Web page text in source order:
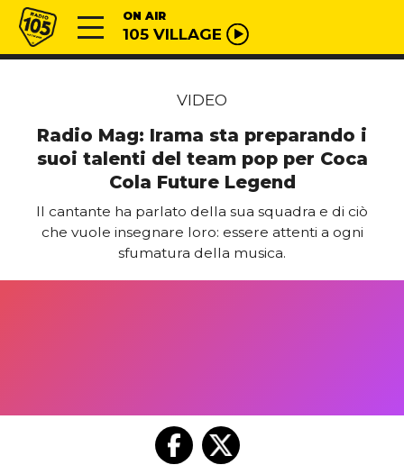
Vai al contenuto
Radio 105 ON AIR
105 VILLAGE
VIDEO
Radio Mag: Irama sta preparando i
suoi talenti del team pop per Coca
Cola Future Legend
Il cantante ha parlato della sua squadra e di ciò
che vuole insegnare loro: essere attenti a ogni
sfumatura della musica.